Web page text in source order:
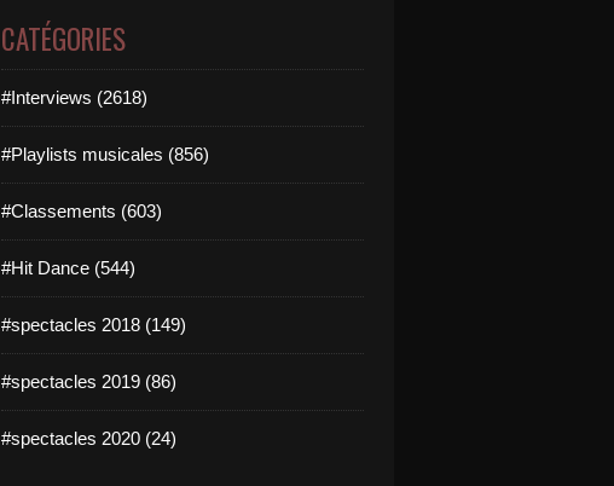
CATÉGORIES
#Interviews (2618)
#Playlists musicales (856)
#Classements (603)
#Hit Dance (544)
#spectacles 2018 (149)
#spectacles 2019 (86)
#spectacles 2020 (24)